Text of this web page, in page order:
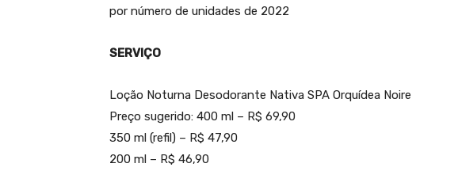
por número de unidades de 2022
SERVIÇO
Loção Noturna Desodorante Nativa SPA Orquídea Noire
Preço sugerido: 400 ml – R$ 69,90
350 ml (refil) – R$ 47,90
200 ml – R$ 46,90